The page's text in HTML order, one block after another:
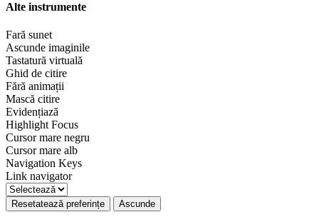
Alte instrumente
Fară sunet
Ascunde imaginile
Tastatură virtuală
Ghid de citire
Fără animații
Mască citire
Evidențiază
Highlight Focus
Cursor mare negru
Cursor mare alb
Navigation Keys
Link navigator
Resetatează preferințe Ascunde